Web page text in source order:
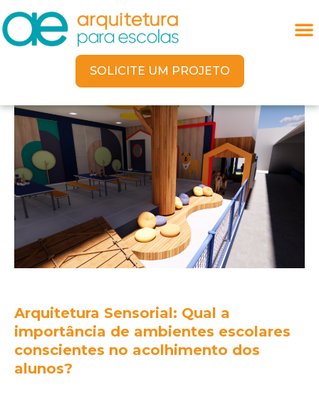
SOLICITE UM PROJETO
Arquitetura Sensorial: Qual a
importância de ambientes escolares
conscientes no acolhimento dos
alunos?